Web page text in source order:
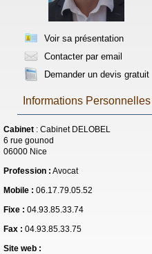
Voir sa présentation
Contacter par email
Demander un devis gratuit
Informations Personnelles
Cabinet : Cabinet DELOBEL
6 rue gounod
06000 Nice
Profession : Avocat
Mobile : 06.17.79.05.52
Fixe : 04.93.85.33.74
Fax : 04.93.85.33.75
Site web :